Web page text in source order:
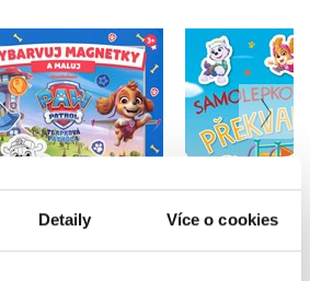
Detaily Více o cookies
patrola -
magnetky
Kolektiv
Tlapková